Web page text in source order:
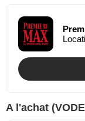
A l'achat